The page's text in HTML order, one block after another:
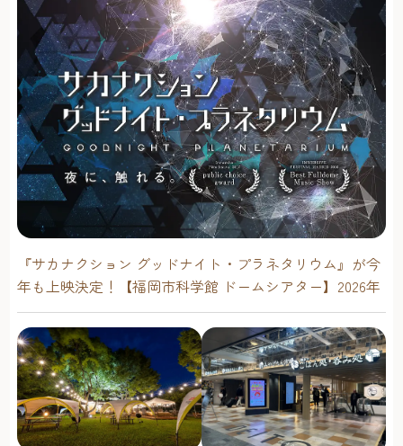
『サカナクション グッドナイト・プラネタリウム』が今
年も上映決定！【福岡市科学館 ドームシアター】2026年